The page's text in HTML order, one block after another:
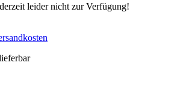
leider nicht zur Verfügung!